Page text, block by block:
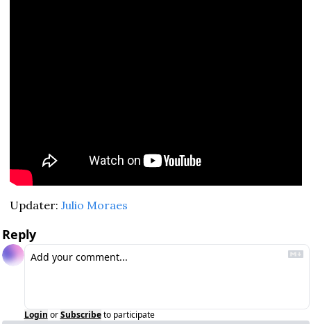
Updater: Julio Moraes
Reply
Login or Subscribe to participate